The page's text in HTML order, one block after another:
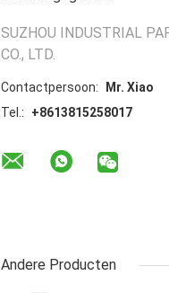
SUZHOU INDUSTRIAL
CO., LTD.
Contactpersoon:
Mr. Xiao
Tel.:
+8613815258017
Andere Producten